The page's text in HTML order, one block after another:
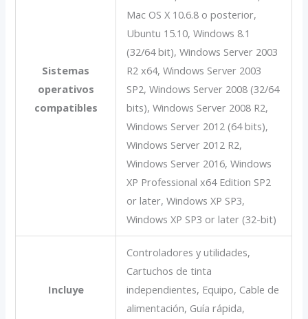
Sistemas
operativos
compatibles
Mac OS X 10.6.8 o posterior,
Ubuntu 15.10, Windows 8.1
(32/64 bit), Windows Server 2003
R2 x64, Windows Server 2003
SP2, Windows Server 2008 (32/64
bits), Windows Server 2008 R2,
Windows Server 2012 (64 bits),
Windows Server 2012 R2,
Windows Server 2016, Windows
XP Professional x64 Edition SP2
or later, Windows XP SP3,
Windows XP SP3 or later (32-bit)
Incluye
Controladores y utilidades,
Cartuchos de tinta
independientes, Equipo, Cable de
alimentación, Guía rápida,